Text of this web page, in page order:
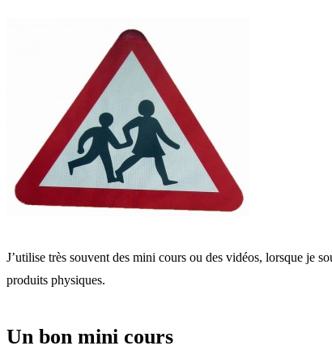
J’utilise très souvent des mini cours ou des vidéos, lorsque je
produits physiques.
Un bon mini cours